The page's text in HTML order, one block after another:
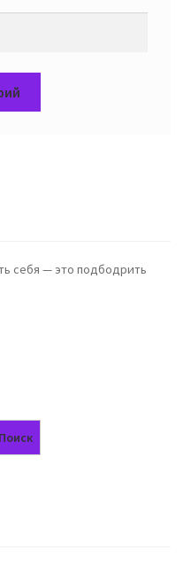
себя — это подбодрить
Поиск